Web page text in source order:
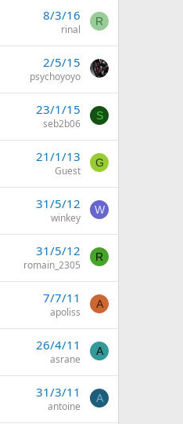
8/3/16
rinal
R
2/5/15
psychoyoyo
23/1/15
seb2b06
S
21/1/13
Guest
G
31/5/12
winkey
W
31/5/12
romain_2305
R
7/7/11
apoliss
A
26/4/11
asrane
A
31/3/11
antoine
A